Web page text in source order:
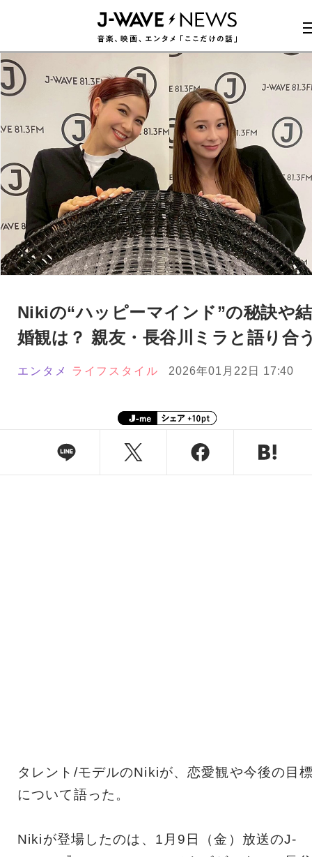
Nikiの“ハッピーマインド”の秘訣や結
婚観は？ 親友・長谷川ミラと語り合
エンタメ ライフスタイル 2026年01月22日 17:40
タレント/モデルのNikiが、恋愛観や今後の目
について語った。
Nikiが登場したのは、1月9日（金）放送のJ-